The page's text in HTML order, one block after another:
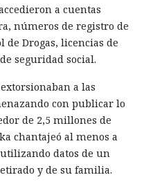
a cuentas
números de registro de
Drogas, licencias de
seguridad social.
a las
con publicar lo
de 2,5 millones de
chantajeó al menos a
datos de un
y de su familia.